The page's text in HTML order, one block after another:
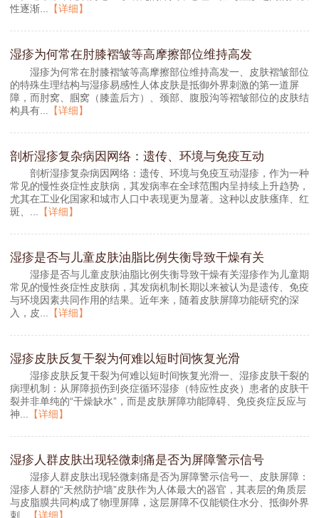
性逐渐... 【详细】
湿疹为何常在肘膝褶皱等高摩擦部位维持高发
湿疹为何常在肘膝褶皱等高摩擦部位维持高发一、皮肤褶皱部位
的特殊生理结构与湿疹易感性人体皮肤是抵御外界刺激的第一道屏
障，而肘窝、腘窝（膝盖后方）、颈部、腹股沟等褶皱部位的皮肤结
构具有...
【详细】
剖析湿疹复杂病因网络：遗传、环境与免疫互动
剖析湿疹复杂病因网络：遗传、环境与免疫互动湿疹，作为一种
常见的慢性炎症性皮肤病，其发病率在全球范围内呈持续上升趋势，
尤其在工业化国家和城市人口中表现更为显著。这种以皮肤瘙痒、红
斑、...
【详细】
湿疹是否与儿童皮肤油脂比例失衡导致干燥有关
湿疹是否与儿童皮肤油脂比例失衡导致干燥有关湿疹作为儿童期
常见的慢性炎症性皮肤病，其发病机制长期以来被认为是遗传、免疫
与环境因素共同作用的结果。近年来，随着皮肤屏障功能研究的深
入，皮...
【详细】
湿疹皮肤反复干裂为何难以短时间恢复光滑
湿疹皮肤反复干裂为何难以短时间恢复光滑一、湿疹皮肤干裂的
病理机制：从屏障损伤到炎症循环湿疹（特应性皮炎）患者的皮肤干
裂并非单纯的“干燥缺水”，而是皮肤屏障功能障碍、免疫炎症反应与
神...
【详细】
湿疹人群皮肤出现轻微刺痛是否为屏障警示信号
湿疹人群皮肤出现轻微刺痛是否为屏障警示信号一、皮肤屏障：
湿疹人群的“天然防护墙”皮肤作为人体最大的器官，其表层的角质层
与皮脂膜共同构成了物理屏障，这层屏障不仅能锁住水分、抵御外界
刺... 【详细】